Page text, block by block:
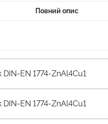
Повний опис
EN 1774-ZnAl4Cu1
EN 1774-ZnAl4Cu1